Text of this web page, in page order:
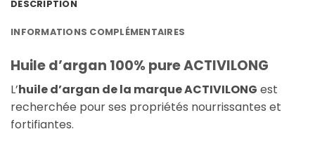
DESCRIPTION
INFORMATIONS COMPLÉMENTAIRES
Huile d’argan 100% pure ACTIVILONG
L’huile d’argan de la marque ACTIVILONG est
recherchée pour ses propriétés nourrissantes et
fortifiantes.